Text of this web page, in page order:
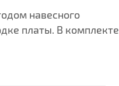
навесного
платы. В комплекте